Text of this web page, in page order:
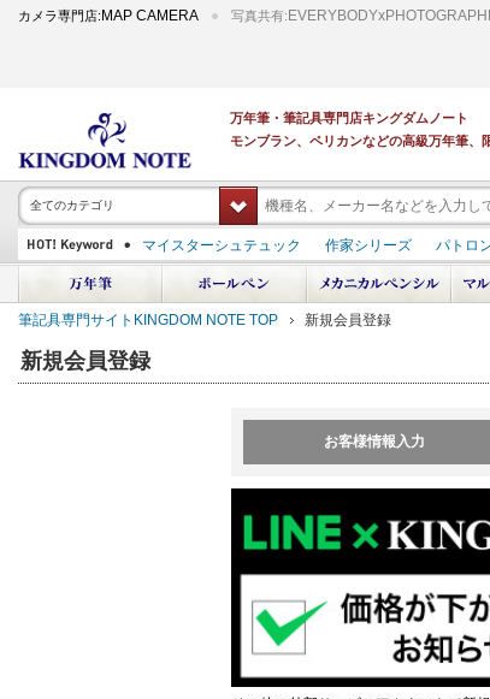
カメラ専門店: MAP CAMERA 写真共有:
万年筆・筆記具専門店キングダムノート
モンブラン、ペリカンなどの高級万年筆、
全てのカテゴリ
マイスターシュテュック 作家シリーズ パトロ
スーベレーン
PILOT 蒔絵 ダイアミン ボトルイ
中屋万年筆
プラチナ 出雲 キングダムノート別注 アルマンドシモ
筆記具専門サイトKINGDOM NOTE TOP 新規会員登録
新規会員登録
お客様情報入力